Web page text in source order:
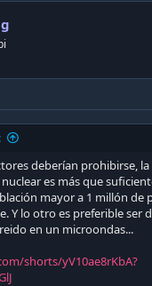
el momento todavía es
es que con los costos que
mantención, sale
de hogares en vez de
precio y poder encender
de esa investigación
deberían prohibirse,
es más que
mayor a 1 millón de
Y lo otro es preferible ser
en un microondas...
shorts/yV10ae8rKbA?